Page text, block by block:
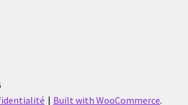
Built with WooCommerce.